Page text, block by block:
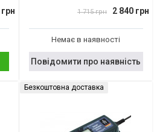
1 715 грн 2 840 грн
Немає в наявності
Повідомити про наявність
Безкоштовна доставка